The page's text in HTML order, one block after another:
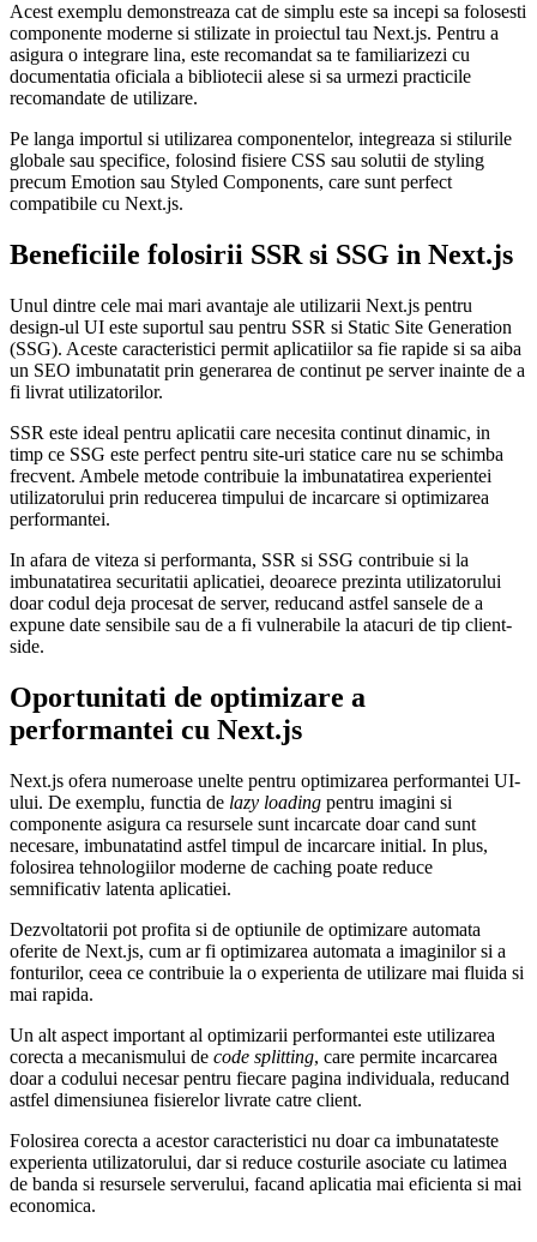
Acest exemplu demonstreaza cat de simplu este sa incepi sa folosesti
componente moderne si stilizate in proiectul tau Next.js. Pentru a
asigura o integrare lina, este recomandat sa te familiarizezi cu
documentatia oficiala a bibliotecii alese si sa urmezi practicile
recomandate de utilizare.
Pe langa importul si utilizarea componentelor, integreaza si stilurile
globale sau specifice, folosind fisiere CSS sau solutii de styling
precum Emotion sau Styled Components, care sunt perfect
compatibile cu Next.js.
Beneficiile folosirii SSR si SSG in Next.js
Unul dintre cele mai mari avantaje ale utilizarii Next.js pentru
design-ul UI este suportul sau pentru SSR si Static Site Generation
(SSG). Aceste caracteristici permit aplicatiilor sa fie rapide si sa aiba
un SEO imbunatatit prin generarea de continut pe server inainte de a
fi livrat utilizatorilor.
SSR este ideal pentru aplicatii care necesita continut dinamic, in
timp ce SSG este perfect pentru site-uri statice care nu se schimba
frecvent. Ambele metode contribuie la imbunatatirea experientei
utilizatorului prin reducerea timpului de incarcare si optimizarea
performantei.
In afara de viteza si performanta, SSR si SSG contribuie si la
imbunatatirea securitatii aplicatiei, deoarece prezinta utilizatorului
doar codul deja procesat de server, reducand astfel sansele de a
expune date sensibile sau de a fi vulnerabile la atacuri de tip client-
side.
Oportunitati de optimizare a
performantei cu Next.js
Next.js ofera numeroase unelte pentru optimizarea performantei UI-
ului. De exemplu, functia de lazy loading pentru imagini si
componente asigura ca resursele sunt incarcate doar cand sunt
necesare, imbunatatind astfel timpul de incarcare initial. In plus,
folosirea tehnologiilor moderne de caching poate reduce
semnificativ latenta aplicatiei.
Dezvoltatorii pot profita si de optiunile de optimizare automata
oferite de Next.js, cum ar fi optimizarea automata a imaginilor si a
fonturilor, ceea ce contribuie la o experienta de utilizare mai fluida si
mai rapida.
Un alt aspect important al optimizarii performantei este utilizarea
corecta a mecanismului de code splitting, care permite incarcarea
doar a codului necesar pentru fiecare pagina individuala, reducand
astfel dimensiunea fisierelor livrate catre client.
Folosirea corecta a acestor caracteristici nu doar ca imbunatateste
experienta utilizatorului, dar si reduce costurile asociate cu latimea
de banda si resursele serverului, facand aplicatia mai eficienta si mai
economica.